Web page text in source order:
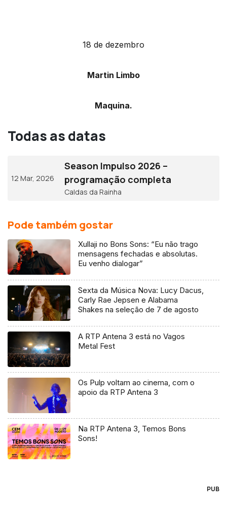
18 de dezembro
Martin Limbo
Maquina.
Todas as datas
12 Mar, 2026
Season Impulso 2026 –
programação completa
Caldas da Rainha
Pode também gostar
Xullaji no Bons Sons: “Eu não trago
mensagens fechadas e absolutas.
Eu venho dialogar”
Sexta da Música Nova: Lucy Dacus,
Carly Rae Jepsen e Alabama
Shakes na seleção de 7 de agosto
A RTP Antena 3 está no Vagos
Metal Fest
Os Pulp voltam ao cinema, com o
apoio da RTP Antena 3
Na RTP Antena 3, Temos Bons
Sons!
PUB